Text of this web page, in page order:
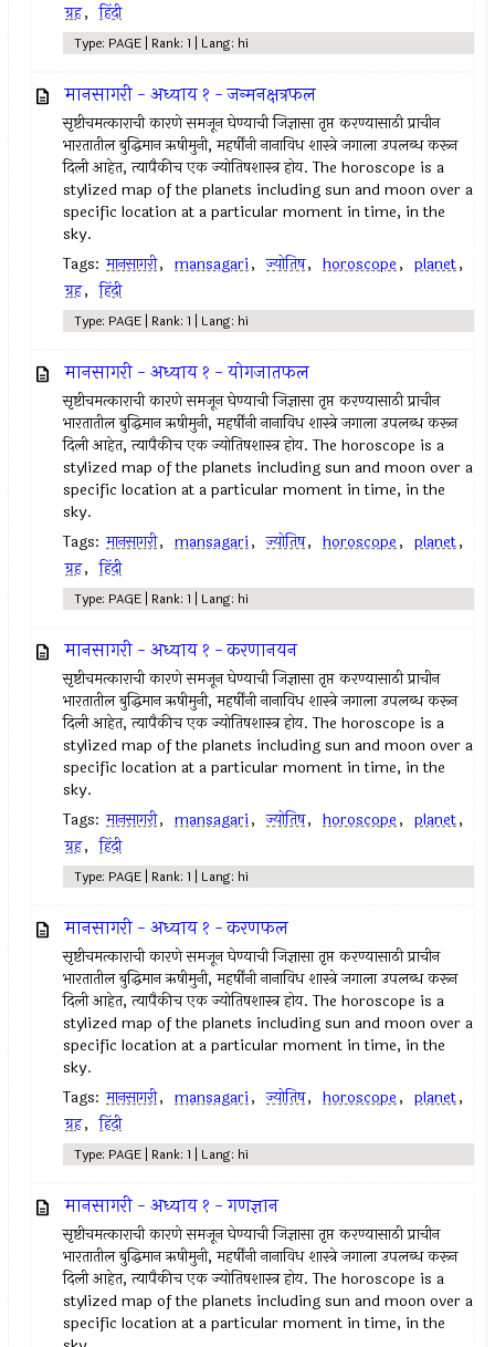
ग्रह, हिंदी
Type: PAGE | Rank: 1 | Lang: hi
मानसागरी - अध्याय १ - जन्मनक्षत्रफल
सृष्टीचमत्काराची कारणे समजून घेण्याची जिज्ञासा तृप्त करण्यासाठी प्राचीन
भारतातील बुद्धिमान ऋषीमुनी, महर्षींनी नानाविध शास्त्रे जगाला उपलब्ध करून
दिली आहेत, त्यापैकीच एक ज्योतिषशास्त्र होय. The horoscope is a
stylized map of the planets including sun and moon over a
specific location at a particular moment in time, in the
sky.
Tags: मानसागरी, mansagari, ज्योतिष, horoscope, planet,
ग्रह, हिंदी
Type: PAGE | Rank: 1 | Lang: hi
मानसागरी - अध्याय १ - योगजातफल
सृष्टीचमत्काराची कारणे समजून घेण्याची जिज्ञासा तृप्त करण्यासाठी प्राचीन
भारतातील बुद्धिमान ऋषीमुनी, महर्षींनी नानाविध शास्त्रे जगाला उपलब्ध करून
दिली आहेत, त्यापैकीच एक ज्योतिषशास्त्र होय. The horoscope is a
stylized map of the planets including sun and moon over a
specific location at a particular moment in time, in the
sky.
Tags: मानसागरी, mansagari, ज्योतिष, horoscope, planet,
ग्रह, हिंदी
Type: PAGE | Rank: 1 | Lang: hi
मानसागरी - अध्याय १ - करणानयन
सृष्टीचमत्काराची कारणे समजून घेण्याची जिज्ञासा तृप्त करण्यासाठी प्राचीन
भारतातील बुद्धिमान ऋषीमुनी, महर्षींनी नानाविध शास्त्रे जगाला उपलब्ध करून
दिली आहेत, त्यापैकीच एक ज्योतिषशास्त्र होय. The horoscope is a
stylized map of the planets including sun and moon over a
specific location at a particular moment in time, in the
sky.
Tags: मानसागरी, mansagari, ज्योतिष, horoscope, planet,
ग्रह, हिंदी
Type: PAGE | Rank: 1 | Lang: hi
मानसागरी - अध्याय १ - करणफल
सृष्टीचमत्काराची कारणे समजून घेण्याची जिज्ञासा तृप्त करण्यासाठी प्राचीन
भारतातील बुद्धिमान ऋषीमुनी, महर्षींनी नानाविध शास्त्रे जगाला उपलब्ध करून
दिली आहेत, त्यापैकीच एक ज्योतिषशास्त्र होय. The horoscope is a
stylized map of the planets including sun and moon over a
specific location at a particular moment in time, in the
sky.
Tags: मानसागरी, mansagari, ज्योतिष, horoscope, planet,
ग्रह, हिंदी
Type: PAGE | Rank: 1 | Lang: hi
मानसागरी - अध्याय १ - गणज्ञान
सृष्टीचमत्काराची कारणे समजून घेण्याची जिज्ञासा तृप्त करण्यासाठी प्राचीन
भारतातील बुद्धिमान ऋषीमुनी, महर्षींनी नानाविध शास्त्रे जगाला उपलब्ध करून
दिली आहेत, त्यापैकीच एक ज्योतिषशास्त्र होय. The horoscope is a
stylized map of the planets including sun and moon over a
specific location at a particular moment in time, in the